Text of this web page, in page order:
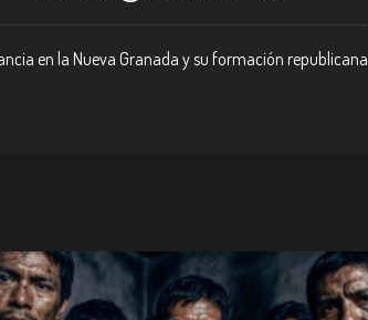
en la Nueva Granada y su formación republicana